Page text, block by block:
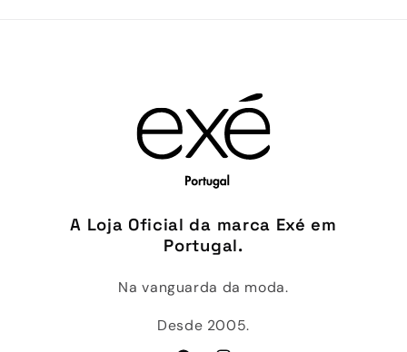
A Loja Oficial da marca Exé em
Portugal.
Na vanguarda da moda.
Desde 2005.